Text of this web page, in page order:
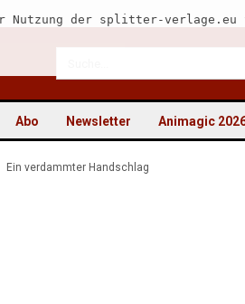
Nutzung der splitter-
Animagic
Newsletter
Abo
Ein verdammter Handschlag